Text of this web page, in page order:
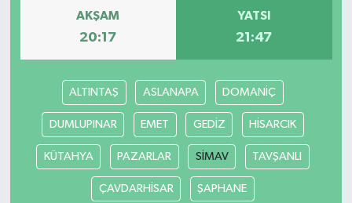
AKŞAM
20:17
YATSI
21:47
ALTINTAŞ ASLANAPA DOMANİÇ
DUMLUPINAR EMET GEDİZ HİSARCIK
KÜTAHYA PAZARLAR SİMAV TAVŞANLI
ÇAVDARHİSAR ŞAPHANE